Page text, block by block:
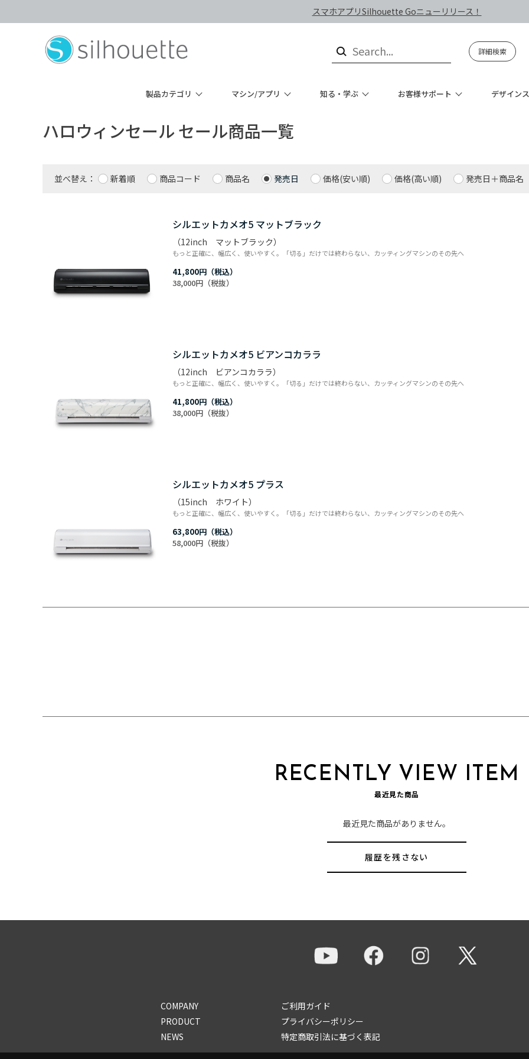
スマホアプリSilhouette Goニューリリース！
詳細検索
製品カテゴリ マシン/アプリ 知る・学ぶ お客様サポート デザイン
ハロウィンセール セール商品一覧
並べ替え： 新着順 商品コード 商品名 発売日 価格(安い順) 価格(高い順) 発売日＋商品名
シルエットカメオ5 マットブラック
（12inch マットブラック）
もっと正確に、幅広く、使いやすく。「切る」だけでは終わらない、カッティングマシンのその先へ
41,800円
38,000円
シルエットカメオ5 ビアンコカララ
（12inch ビアンコカララ）
もっと正確に、幅広く、使いやすく。「切る」だけでは終わらない、カッティングマシンのその先へ
41,800円
38,000円
シルエットカメオ5 プラス
（15inch ホワイト）
もっと正確に、幅広く、使いやすく。「切る」だけでは終わらない、カッティングマシンのその先へ
63,800円
58,000円
RECENTLY VIEW ITEM
最近見た商品
最近見た商品がありません。
履歴を残さない
COMPANY
PRODUCT
NEWS
ご利用ガイド
プライバシーポリシー
特定商取引法に基づく表記